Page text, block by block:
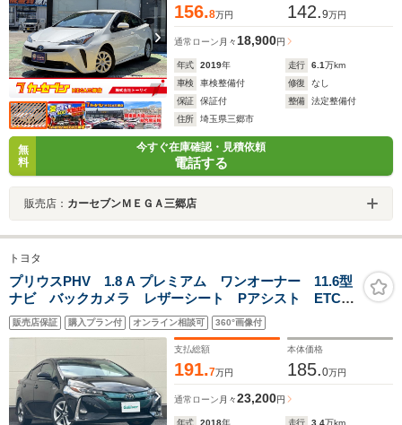
156.8万円 142.9万円
通常ローン 月々 18,900円
年式 2019年 走行 6.1万km
車検
車検整備付 修復
なし
保証
保証付 整備
法定整備付
住所
埼玉県三郷市
無
料
今すぐ在庫確認・見積依頼
電話する
販売店： カーセブンＭＥＧＡ三郷店
トヨタ
プリウスPHV 1.8 A プレミアム ワンオーナー 11.6型
ナビ バックカメラ レザーシート Pアシスト ETC
HUD クルコン PCS LDA 電動シート シートヒー
ター ステアヒーター USB BT BSM AHB LED
販売店保証 購入プラン付 オンライン相談可 360°画像付
支払総額
191.7万円
本体価格
185.0万円
通常ローン 月々23,200円